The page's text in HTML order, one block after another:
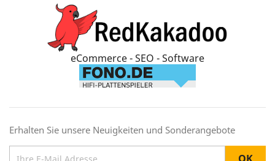
eCommerce - SEO - Software
Erhalten Sie unsere Neuigkeiten und Sonderangebote